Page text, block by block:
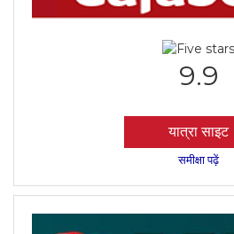
9.9
यात्रा साइट
समीक्षा पढ़ें